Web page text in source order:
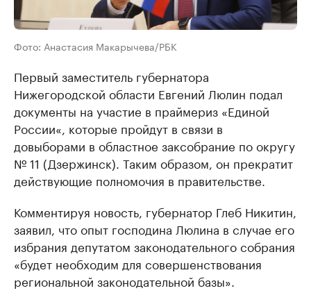
Фото: Анастасия Макарычева/РБК
Первый заместитель губернатора
Нижегородской области Евгений Люлин подал
документы на участие в праймериз «Единой
России«, которые пройдут в связи в
довыборами в областное заксобрание по округу
№ 11 (Дзержинск). Таким образом, он прекратит
действующие полномочия в правительстве.
Комментируя новость, губернатор Глеб Никитин,
заявил, что опыт господина Люлина в случае его
избрания депутатом законодательного собрания
«будет необходим для совершенствования
региональной законодательной базы».